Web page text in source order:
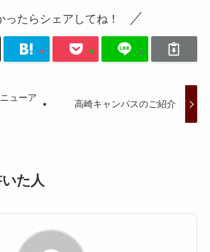
ったらシェアしてね！
ューア
高崎キャンパスのご紹介
た人